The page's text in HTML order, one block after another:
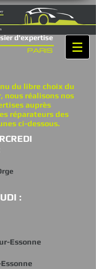
d'expertise
du libre choix du
nous réalisons nos
auprès
réparateurs des
ci-dessous.
:
Essonne